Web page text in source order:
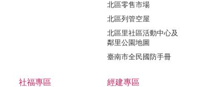
北區零售市場
北區列管空屋
北區里社區活動中心及
鄰里公園地圖
臺南市全民國防手冊
社福專區 經建專區